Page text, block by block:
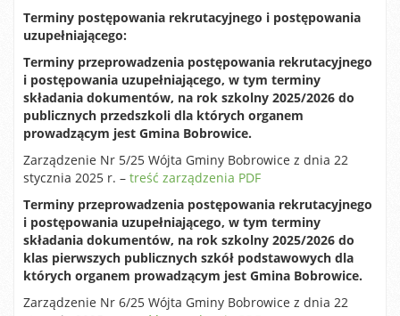
Terminy postępowania rekrutacyjnego i postępowania
uzupełniającego:
Terminy przeprowadzenia postępowania rekrutacyjnego
i postępowania uzupełniającego, w tym terminy
składania dokumentów, na rok szkolny 2025/2026 do
publicznych przedszkoli dla których organem
prowadzącym jest Gmina Bobrowice.
Zarządzenie Nr 5/25 Wójta Gminy Bobrowice z dnia 22
stycznia 2025 r. – treść zarządzenia PDF
Terminy przeprowadzenia postępowania rekrutacyjnego
i postępowania uzupełniającego, w tym terminy
składania dokumentów, na rok szkolny 2025/2026 do
klas pierwszych publicznych szkół podstawowych dla
których organem prowadzącym jest Gmina Bobrowice.
Zarządzenie Nr 6/25 Wójta Gminy Bobrowice z dnia 22